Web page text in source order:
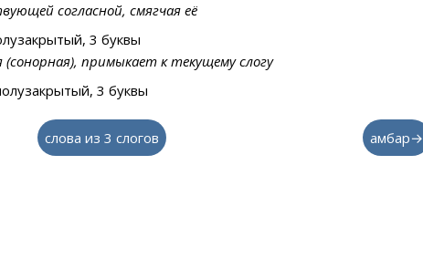
согласной, смягчая её
3 буквы
(сонорная), примыкает к текущему слогу
3 буквы
слова из 3 слогов амбар→